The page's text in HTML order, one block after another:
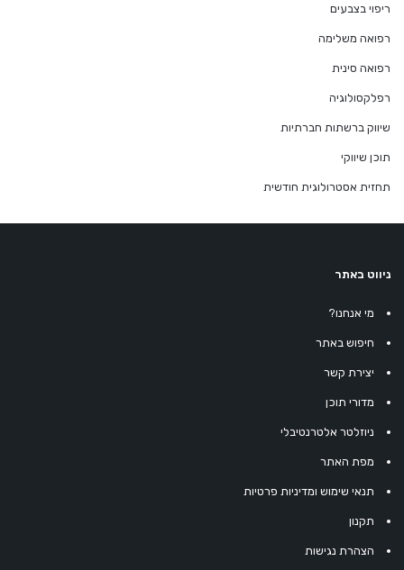
ריפוי בצבעים
רפואה משלימה
רפואה סינית
רפלקסולוגיה
שיווק ברשתות חברתיות
תוכן שיווקי
תחזית אסטרולוגית חודשית
ניווט באתר
מי אנחנו?
חיפוש באתר
יצירת קשר
מדורי תוכן
ניוזלטר אלטרנטיבלי
מפת האתר
תנאי שימוש ומדיניות פרטיות
תקנון
הצהרת נגישות